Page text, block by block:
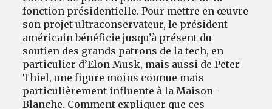
fonction présidentielle. Pour mettre en œuvre
son projet ultraconservateur, le président
américain bénéficie jusqu’à présent du
soutien des grands patrons de la tech, en
particulier d’Elon Musk, mais aussi de Peter
Thiel, une figure moins connue mais
particulièrement influente à la Maison-
Blanche. Comment expliquer que ces